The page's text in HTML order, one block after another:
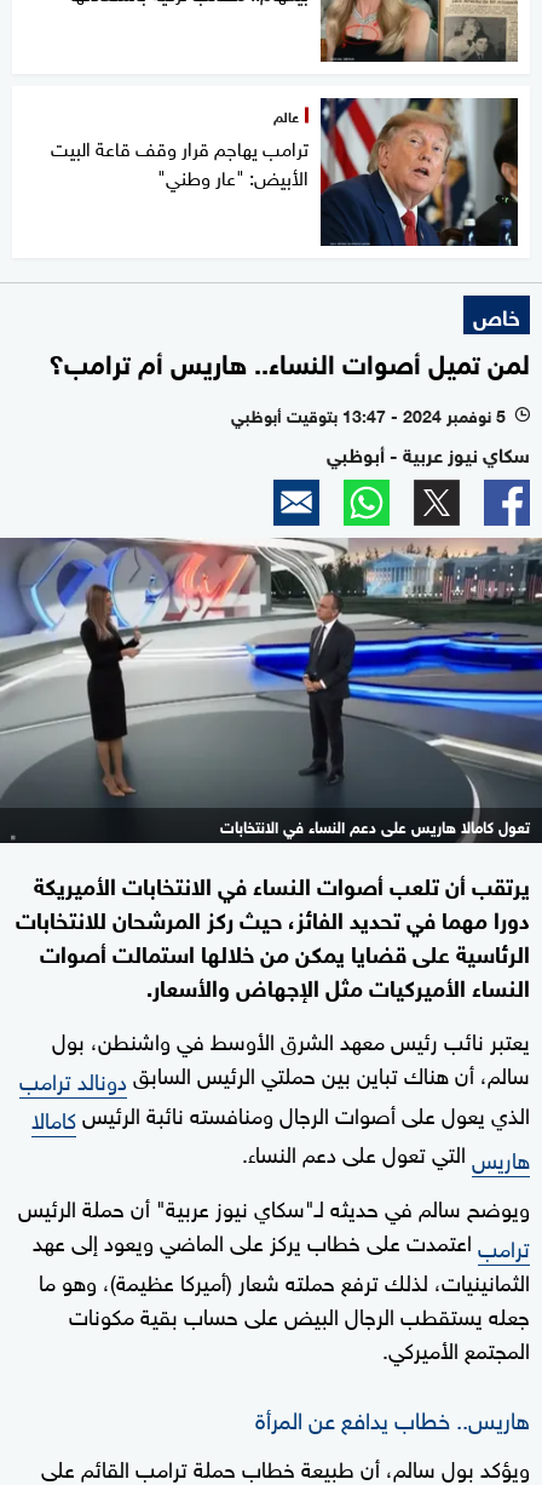
عالم
ترامب يهاجم قرار وقف قاعة البيت
الأبيض: "عار وطني"
خاص
لمن تميل أصوات النساء.. هاريس أم ترامب؟
l 5 نوفمبر 2024 - 13:47 بتوقيت أبوظبي
سكاي نيوز عربية - أبوظبي
تعول كامالا هاريس على دعم النساء في الانتخابات
يرتقب أن تلعب أصوات النساء في الانتخابات الأميريكة
دورا مهما في تحديد الفائز، حيث ركز المرشحان للانتخابات
الرئاسية على قضايا يمكن من خلالها استمالت أصوات
النساء الأميركيات مثل الإجهاض والأسعار.
يعتبر نائب رئيس معهد الشرق الأوسط في واشنطن، بول
سالم، أن هناك تباين بين حملتي الرئيس السابقدونالد ترامب
الذي يعول على أصوات الرجال ومنافسته نائبة الرئيسكامالا
هاريسالتي تعول على دعم النساء.
ويوضح سالم في حديثه لـ"سكاي نيوز عربية" أن حملة الرئيس
ترامباعتمدت على خطاب يركز على الماضي ويعود إلى عهد
الثمانينيات، لذلك ترفع حملته شعار (أميركا عظيمة)، وهو ما
جعله يستقطب الرجال البيض على حساب بقية مكونات
المجتمع الأميركي.
هاريس.. خطاب يدافع عن المرأة
ويؤكد بول سالم، أن طبيعة خطاب حملة ترامب القائم على